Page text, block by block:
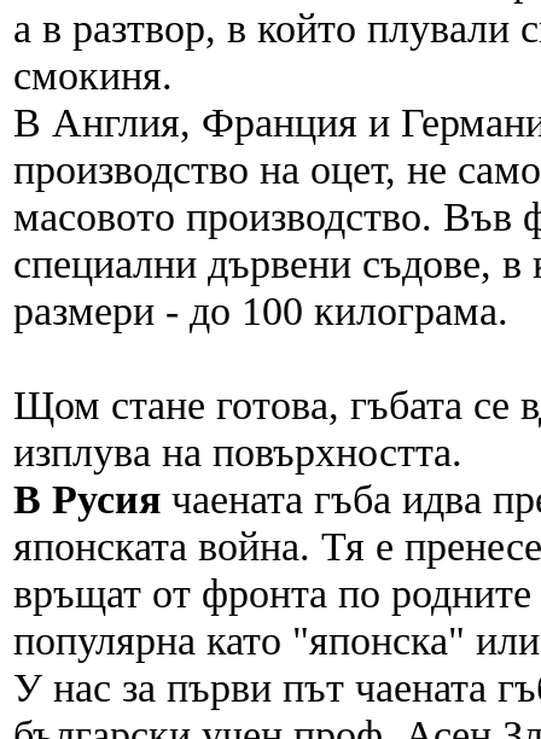
а в разтвор, в който плували
смокиня.
В Англия, Франция и
производство на оцет, не
масовото производство. Във
специални дървени съдове, в
размери - до 100 килограма.
Щом стане готова, гъбата се
изплува на повърхността.
В Русия чаената гъба идва
японската война. Тя е
връщат от фронта по
популярна като "японска"
У нас за първи път чаената